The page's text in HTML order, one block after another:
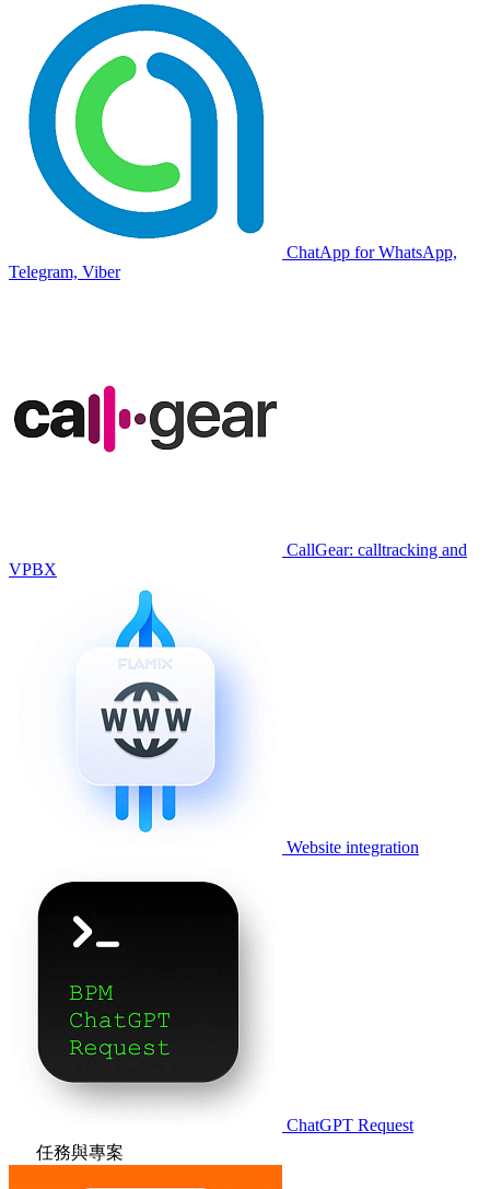
ChatApp for WhatsApp,
Telegram, Viber
CallGear: calltracking and
VPBX
Website integration
ChatGPT Request
任務與專案